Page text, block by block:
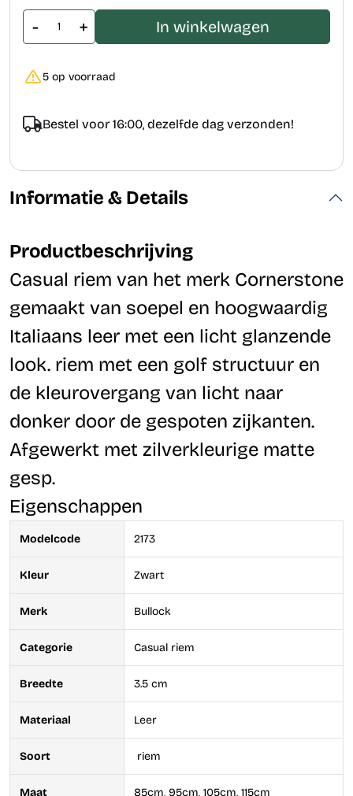
- + In winkelwagen
5 op voorraad
Bestel voor 16:00, dezelfde dag verzonden!
Informatie & Details
Productbeschrijving
Casual riem van het merk Cornerstone
gemaakt van soepel en hoogwaardig
Italiaans leer met een licht glanzende
look. riem met een golf structuur en
de kleurovergang van licht naar
donker door de gespoten zijkanten.
Afgewerkt met zilverkleurige matte
gesp.
Eigenschappen
Modelcode 2173
Kleur Zwart
Merk Bullock
Categorie Casual riem
Breedte 3.5 cm
Materiaal Leer
Soort riem
Maat 85cm, 95cm, 105cm, 115cm